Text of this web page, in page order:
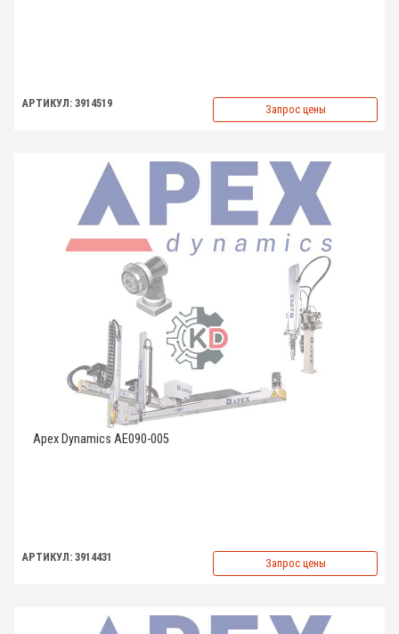
АРТИКУЛ: 3914519 Запрос цены
Apex Dynamics AE090-005
АРТИКУЛ: 3914431 Запрос цены